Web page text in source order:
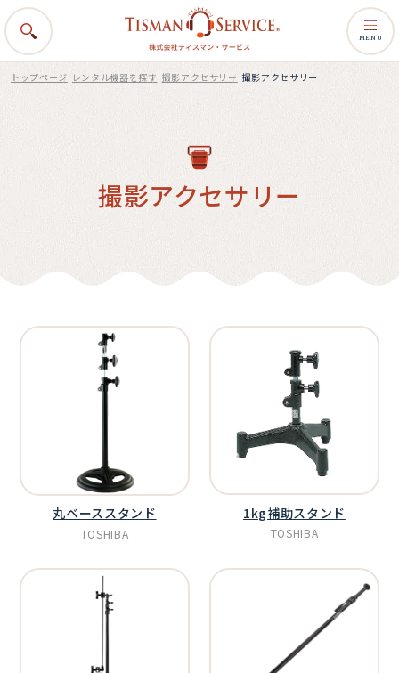
MENU
トップページ レンタル機器を探す 撮影アクセサリー 撮影アクセサリー
撮影アクセサリー
丸ベーススタンド
TOSHIBA
1kg補助スタンド
TOSHIBA